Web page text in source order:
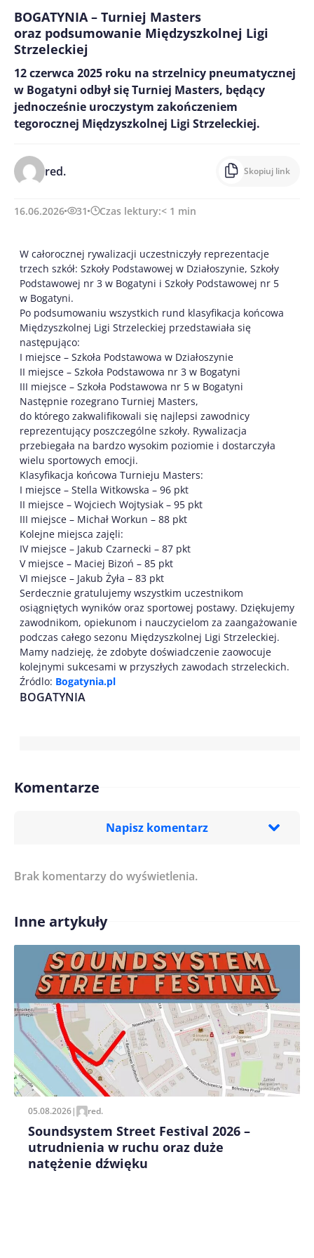
BOGATYNIA – Turniej Masters
oraz podsumowanie Międzyszkolnej Ligi
Strzeleckiej
12 czerwca 2025 roku na strzelnicy pneumatycznej
w Bogatyni odbył się Turniej Masters, będący
jednocześnie uroczystym zakończeniem
tegorocznej Międzyszkolnej Ligi Strzeleckiej.
red. Skopiuj link
16.06.2026 31 Czas lektury:< 1 min
W całorocznej rywalizacji uczestniczyły reprezentacje
trzech szkół: Szkoły Podstawowej w Działoszynie, Szkoły
Podstawowej nr 3 w Bogatyni i Szkoły Podstawowej nr 5
w Bogatyni.
Po podsumowaniu wszystkich rund klasyfikacja końcowa
Międzyszkolnej Ligi Strzeleckiej przedstawiała się
następująco:
I miejsce – Szkoła Podstawowa w Działoszynie
II miejsce – Szkoła Podstawowa nr 3 w Bogatyni
III miejsce – Szkoła Podstawowa nr 5 w Bogatyni
Następnie rozegrano Turniej Masters,
do którego zakwalifikowali się najlepsi zawodnicy
reprezentujący poszczególne szkoły. Rywalizacja
przebiegała na bardzo wysokim poziomie i dostarczyła
wielu sportowych emocji.
Klasyfikacja końcowa Turnieju Masters:
I miejsce – Stella Witkowska – 96 pkt
II miejsce – Wojciech Wojtysiak – 95 pkt
III miejsce – Michał Workun – 88 pkt
Kolejne miejsca zajęli:
IV miejsce – Jakub Czarnecki – 87 pkt
V miejsce – Maciej Bizoń – 85 pkt
VI miejsce – Jakub Żyła – 83 pkt
Serdecznie gratulujemy wszystkim uczestnikom
osiągniętych wyników oraz sportowej postawy. Dziękujemy
zawodnikom, opiekunom i nauczycielom za zaangażowanie
podczas całego sezonu Międzyszkolnej Ligi Strzeleckiej.
Mamy nadzieję, że zdobyte doświadczenie zaowocuje
kolejnymi sukcesami w przyszłych zawodach strzeleckich.
Źródlo: Bogatynia.pl
BOGATYNIA
Komentarze
Napisz komentarz
Treść komentarza*
Imię/ Nick*
Zapamiętaj moje dane w tej przeglądarce podczas
pisania kolejnych komentarzy.
Brak komentarzy do wyświetlenia.
Inne artykuły
05.08.2026| red.
Soundsystem Street Festival 2026 –
utrudnienia w ruchu oraz duże
natężenie dźwięku